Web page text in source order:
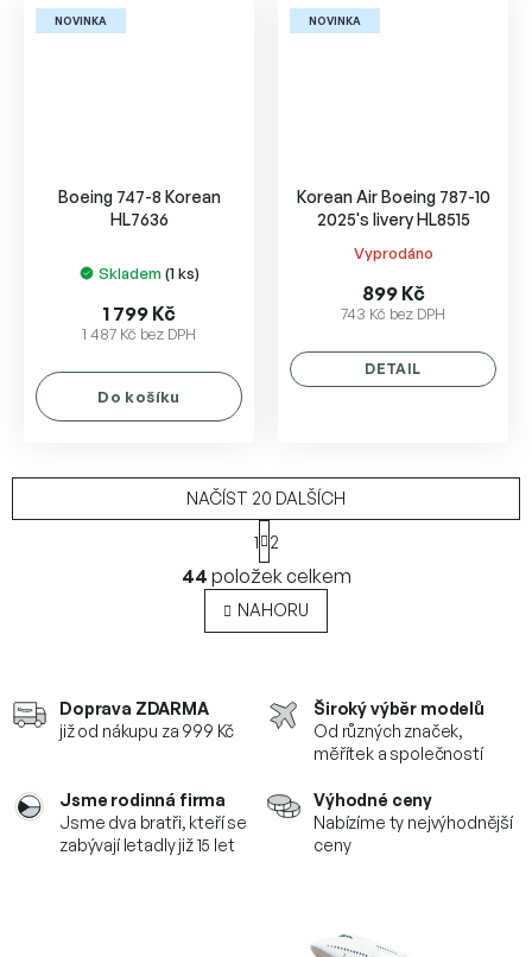
NOVINKA
Boeing 747-8 Korean
HL7636
Skladem (1 ks)
1 487 Kč bez DPH
1 799 Kč
Do košíku
NOVINKA
Korean Air Boeing 787-10
2025's livery HL8515
Průměrné
hodnocení
produktu
5,0
z
Vyprodáno
743 Kč bez DPH
899 Kč
DETAIL
O
v
l
á
c
í
v
k
NAČÍST 20 DALŠÍCH
S
t
r
á
n
k
n
1 2
44 položek celkem
NAHORU
Doprava ZDARMA
již od nákupu za 999 Kč
Široký výběr modelů
Od různých značek,
měřítek a společností
Jsme rodinná firma
Jsme dva bratři, kteří se
zabývají letadly již 15 let
Výhodné ceny
Nabízíme ty nejvýhodnější
ceny